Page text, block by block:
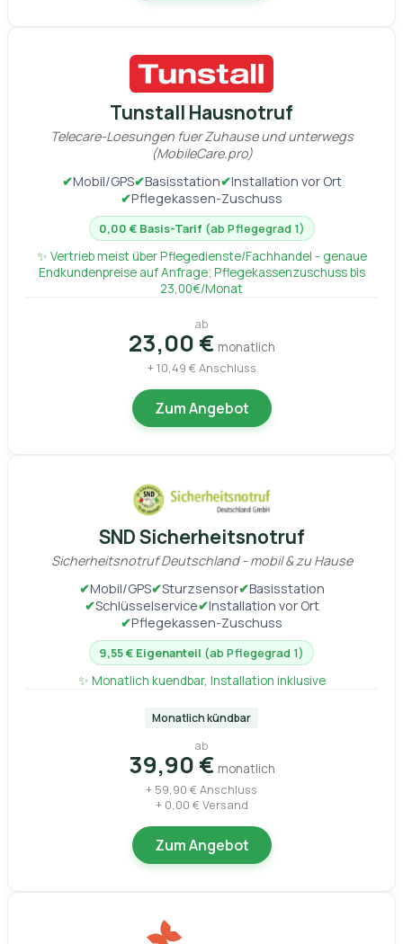
Tunstall Hausnotruf
Telecare-Loesungen fuer Zuhause und unterwegs
(MobileCare.pro)
✔Mobil/GPS✔Basisstation✔Installation vor Ort
✔Pflegekassen-Zuschuss
0,00 € Basis-Tarif (ab Pflegegrad 1)
✨ Vertrieb meist über Pflegedienste/Fachhandel - genaue
Endkundenpreise auf Anfrage; Pflegekassenzuschuss bis
23,00€/Monat
ab
23,00 € monatlich
+ 10,49 € Anschluss
Zum Angebot
SND Sicherheitsnotruf
Sicherheitsnotruf Deutschland - mobil & zu Hause
✔Mobil/GPS✔Sturzsensor✔Basisstation
✔Schlüsselservice✔Installation vor Ort
✔Pflegekassen-Zuschuss
9,55 € Eigenanteil (ab Pflegegrad 1)
✨ Monatlich kuendbar, Installation inklusive
Monatlich kündbar
ab
39,90 € monatlich
+ 59,90 € Anschluss
+ 0,00 € Versand
Zum Angebot